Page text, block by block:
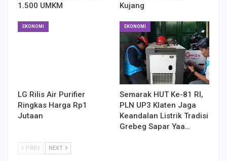
1.500 UMKM
Kujang
EKONOMI
LG Rilis Air Purifier
Ringkas Harga Rp1
Jutaan
EKONOMI
Semarak HUT Ke-81 RI,
PLN UP3 Klaten Jaga
Keandalan Listrik Tradisi
Grebeg Sapar Yaa…
PREV NEXT